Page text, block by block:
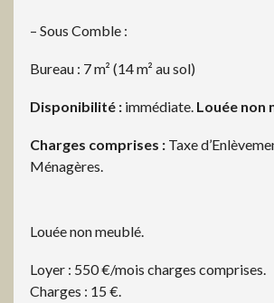
– Sous Comble :
Bureau : 7 m² (14 m² au sol)
Disponibilité : immédiate. Louée non
Charges comprises : Taxe
Ménagères.
Louée non meublé.
Loyer : 550 €/mois charges comprises.
Charges : 15 €.